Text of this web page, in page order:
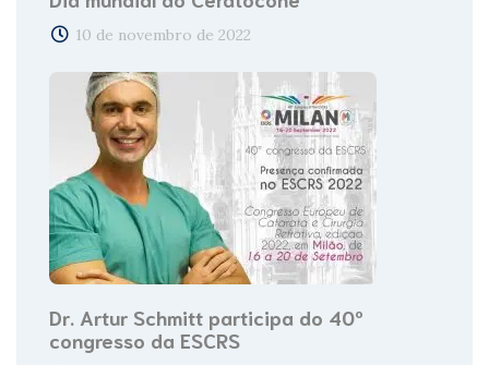
10 de novembro de 2022
Dr. Artur Schmitt participa do 40º
congresso da ESCRS